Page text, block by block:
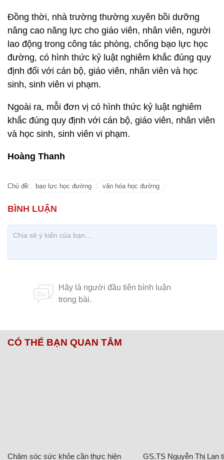
Đồng thời, nhà trường thường xuyên bồi dưỡng
nâng cao năng lực cho giáo viên, nhân viên, người
lao động trong công tác phòng, chống bạo lực học
đường, có hình thức kỷ luật nghiêm khắc đúng quy
định đối với cán bộ, giáo viên, nhân viên và học
sinh, sinh viên vi phạm.
Ngoài ra, mỗi đơn vị có hình thức kỷ luật nghiêm
khắc đúng quy định với cán bộ, giáo viên, nhân viên
và học sinh, sinh viên vi phạm.
Hoàng Thanh
Chủ đề: bạo lực học đường văn hóa học đường
CÓ THỂ BẠN QUAN TÂM
Chăm sóc sức khỏe cần thực hiện GS.TS Nguyễn Thị Lan